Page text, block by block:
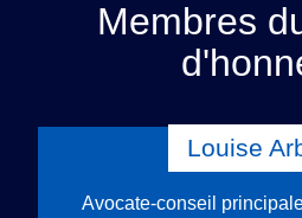
Membres
Louise
Avocate-conseil